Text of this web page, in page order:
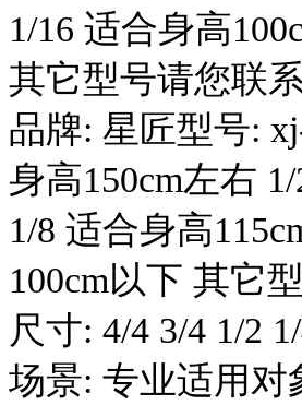
1/16 适合身高
其它型号请您联
品牌: 星匠型号:
身高150cm左右
1/8 适合身高
100cm以下 其它
尺寸: 4/4 3/4 1/2
场景: 专业适用对